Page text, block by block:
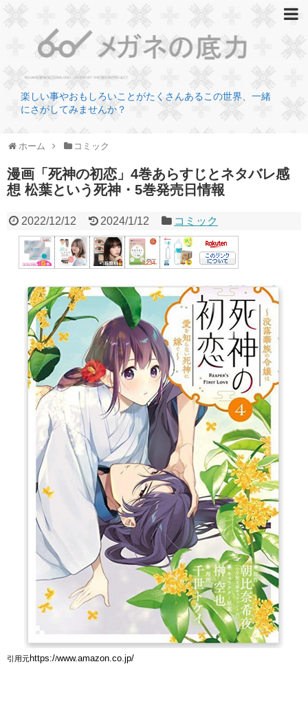
楽しい事やおもしろいことがたくさんあるこの世界、一緒
にさがしてみませんか？
ホーム コミック
漫画「死神の初恋」4巻あらすじとネタバレ感
想 松葉という死神・5巻発売日情報
2022/12/12 2024/1/12 コミック
引用元https://www.amazon.co.jp/